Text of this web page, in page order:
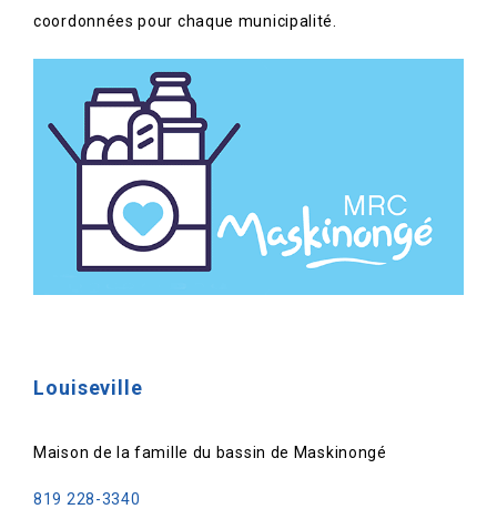
coordonnées pour chaque municipalité.
Louiseville
Maison de la famille du bassin de Maskinongé
819 228-3340